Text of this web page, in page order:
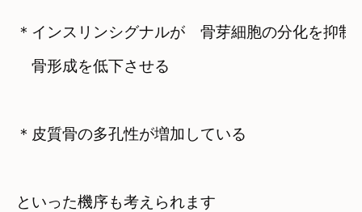
＊インスリンシグナルが　骨芽細胞の分化を抑
骨形成を低下させる
＊皮質骨の多孔性が増加している
といった機序も考えられます